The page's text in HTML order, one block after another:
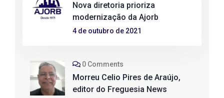
Nova diretoria prioriza
modernização da Ajorb
4 de outubro de 2021
0 Comments
Morreu Celio Pires de Araújo,
editor do Freguesia News